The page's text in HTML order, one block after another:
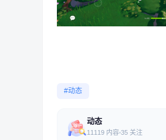
#动态
动态
11119 内容 35 关注